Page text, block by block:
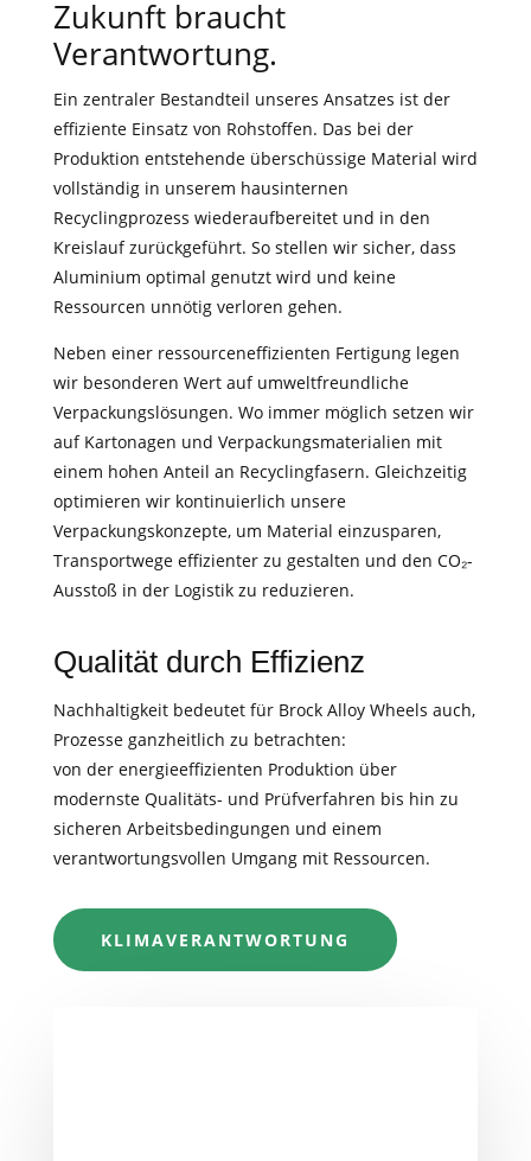
Zukunft braucht
Verantwortung.
​Ein zentraler Bestandteil unseres Ansatzes ist der
effiziente Einsatz von Rohstoffen. Das bei der
Produktion entstehende überschüssige Material wird
vollständig in unserem hausinternen
Recyclingprozess wiederaufbereitet und in den
Kreislauf zurückgeführt. So stellen wir sicher, dass
Aluminium optimal genutzt wird und keine
Ressourcen unnötig verloren gehen.
Neben einer ressourceneffizienten Fertigung legen
wir besonderen Wert auf umweltfreundliche
Verpackungslösungen. Wo immer möglich setzen wir
auf Kartonagen und Verpackungsmaterialien mit
einem hohen Anteil an Recyclingfasern. Gleichzeitig
optimieren wir kontinuierlich unsere
Verpackungskonzepte, um Material einzusparen,
Transportwege effizienter zu gestalten und den CO₂-
Ausstoß in der Logistik zu reduzieren.
Qualität durch Effizienz
Nachhaltigkeit bedeutet für Brock Alloy Wheels auch,
Prozesse ganzheitlich zu betrachten:
von der energieeffizienten Produktion über
modernste Qualitäts- und Prüfverfahren bis hin zu
sicheren Arbeitsbedingungen und einem
verantwortungsvollen Umgang mit Ressourcen.
KLIMAVERANTWORTUNG